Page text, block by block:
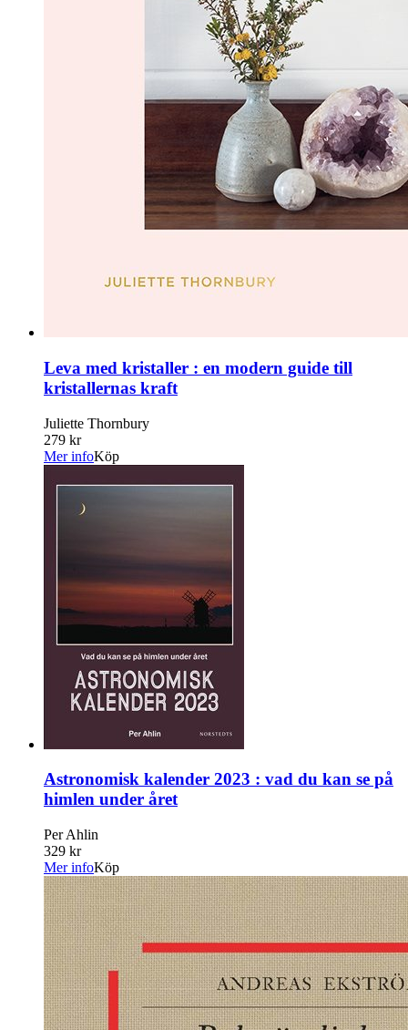
Leva med kristaller : en modern guide till
kristallernas kraft
Juliette Thornbury
279 kr
Mer infoKöp
Astronomisk kalender 2023 : vad du kan se på
himlen under året
Per Ahlin
329 kr
Mer infoKöp